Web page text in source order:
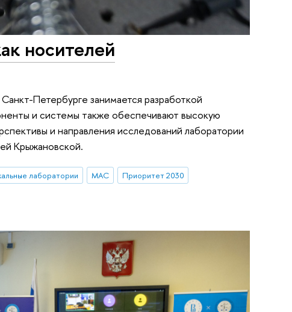
носителей
Петербурге занимается разработкой
и системы также обеспечивают высокую
и направления исследований лаборатории
Крыжановской.
лаборатории МАС
Приоритет 2030